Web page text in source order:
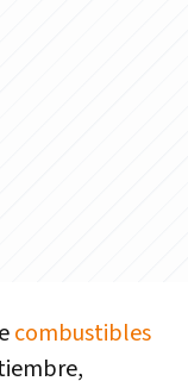
combustibles